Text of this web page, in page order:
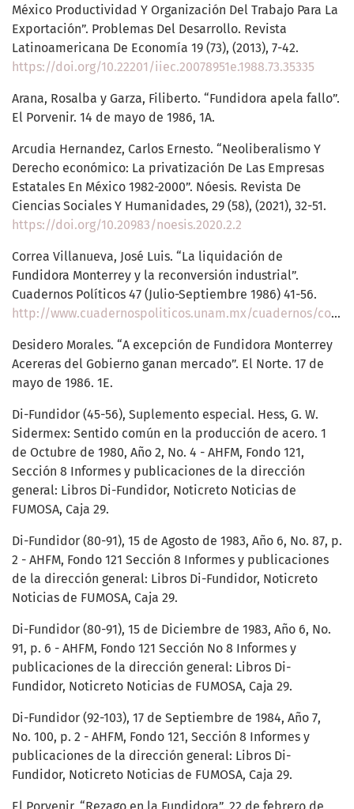
México Productividad Y Organización Del Trabajo Para La
Exportación”. Problemas Del Desarrollo. Revista
Latinoamericana De Economía 19 (73), (2013), 7-42.
https://doi.org/10.22201/iiec.20078951e.1988.73.35335
Arana, Rosalba y Garza, Filiberto. “Fundidora apela fallo”.
El Porvenir. 14 de mayo de 1986, 1A.
Arcudia Hernandez, Carlos Ernesto. “Neoliberalismo Y
Derecho económico: La privatización De Las Empresas
Estatales En México 1982-2000”. Nóesis. Revista De
Ciencias Sociales Y Humanidades, 29 (58), (2021), 32-51.
https://doi.org/10.20983/noesis.2020.2.2
Correa Villanueva, José Luis. “La liquidación de
Fundidora Monterrey y la reconversión industrial”.
Cuadernos Políticos 47 (Julio-Septiembre 1986) 41-56.
http://www.cuadernospoliticos.unam.mx/cuadernos/contenido/CP.47/CP47.5.JoseLuisCorreaVillanueva.pdf
Desidero Morales. “A excepción de Fundidora Monterrey
Acereras del Gobierno ganan mercado”. El Norte. 17 de
mayo de 1986. 1E.
Di-Fundidor (45-56), Suplemento especial. Hess, G. W.
Sidermex: Sentido común en la producción de acero. 1
de Octubre de 1980, Año 2, No. 4 - AHFM, Fondo 121,
Sección 8 Informes y publicaciones de la dirección
general: Libros Di-Fundidor, Noticreto Noticias de
FUMOSA, Caja 29.
Di-Fundidor (80-91), 15 de Agosto de 1983, Año 6, No. 87, p.
2 - AHFM, Fondo 121 Sección 8 Informes y publicaciones
de la dirección general: Libros Di-Fundidor, Noticreto
Noticias de FUMOSA, Caja 29.
Di-Fundidor (80-91), 15 de Diciembre de 1983, Año 6, No.
91, p. 6 - AHFM, Fondo 121 Sección No 8 Informes y
publicaciones de la dirección general: Libros Di-
Fundidor, Noticreto Noticias de FUMOSA, Caja 29.
Di-Fundidor (92-103), 17 de Septiembre de 1984, Año 7,
No. 100, p. 2 - AHFM, Fondo 121, Sección 8 Informes y
publicaciones de la dirección general: Libros Di-
Fundidor, Noticreto Noticias de FUMOSA, Caja 29.